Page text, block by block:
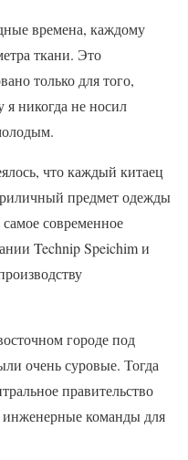
времена, каждому
ткани. Это
только для того,
я никогда не носил
что каждый китаец
предмет одежды
современное
Technip Speichim и
городе под
очень суровые. Тогда
правительство
инженерные команды для